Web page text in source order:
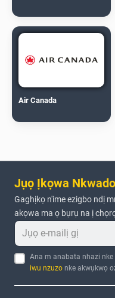
Air Canada
Jụọ Ịkọwa
Gaghịkọ n'ime ezigbo ndị
akọwa ma ọ bụrụ na ị
Ana m anabata nhazi
iwu nzuzo nke akwụkwọ